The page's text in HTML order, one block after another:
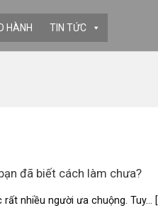
HÀNH TIN TỨC
đã biết cách làm chưa?
nhiều người ưa chuộng. Tuy... [